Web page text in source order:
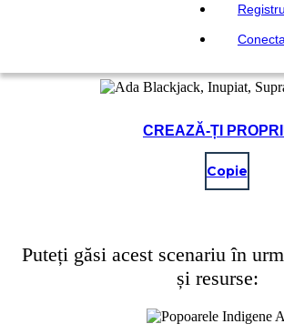
Registru
CREAZĂ-ȚI
Copie
Puteți găsi acest scenariu în
și resurse: